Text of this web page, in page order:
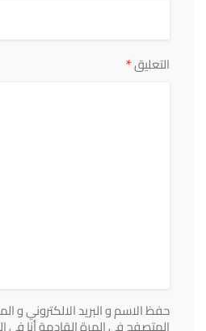
التعليق*
حفظ الاسم و البريد الالكتروني و